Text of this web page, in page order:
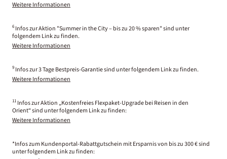
Weitere Informationen
6 Infos zur Aktion "Summer in the City – bis zu 20 % sparen" sind unter
folgendem Link zu finden.
Weitere Informationen
9 Infos zur 3 Tage Bestpreis-Garantie sind unter folgendem Link zu finden.
Weitere Informationen
11 Infos zur Aktion „Kostenfreies Flexpaket-Upgrade bei Reisen in den
Orient“ sind unter folgendem Link zu finden:
Weitere Informationen
*Infos zum Kundenportal-Rabattgutschein mit Ersparnis von bis zu 300 € sind
unter folgendem Link zu finden: